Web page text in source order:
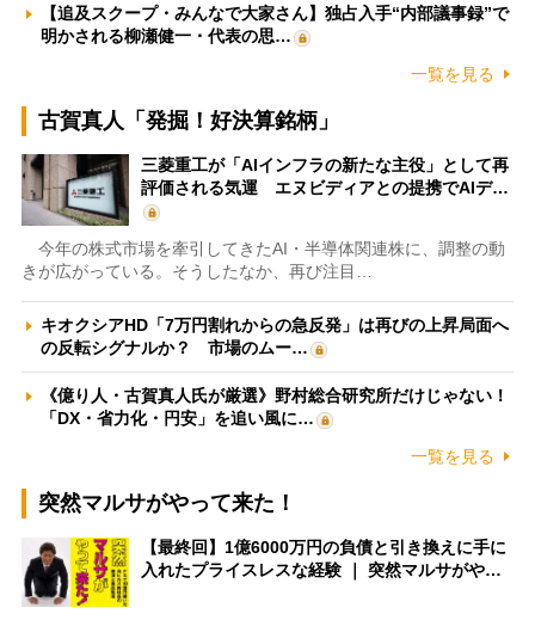
【追及スクープ・みんなで大家さん】独占入手“内部議事録”で
明かされる柳瀬健一・代表の思…
一覧を見る
古賀真人「発掘！好決算銘柄」
三菱重工が「AIインフラの新たな主役」として再
評価される気運 エヌビディアとの提携でAIデ…
今年の株式市場を牽引してきたAI・半導体関連株に、調整の動
きが広がっている。そうしたなか、再び注目…
キオクシアHD「7万円割れからの急反発」は再びの上昇局面へ
の反転シグナルか？ 市場のムー…
《億り人・古賀真人氏が厳選》野村総合研究所だけじゃない！
「DX・省力化・円安」を追い風に…
一覧を見る
突然マルサがやって来た！
【最終回】1億6000万円の負債と引き換えに手に
入れたプライスレスな経験 ｜ 突然マルサがや…